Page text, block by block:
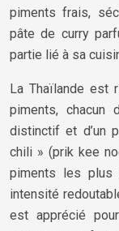
piments frais,
pâte de curry
partie lié à sa
La Thaïlande est
piments, chacun
distinctif et d’un
chili » (prik kee
piments les plus
intensité
est apprécié